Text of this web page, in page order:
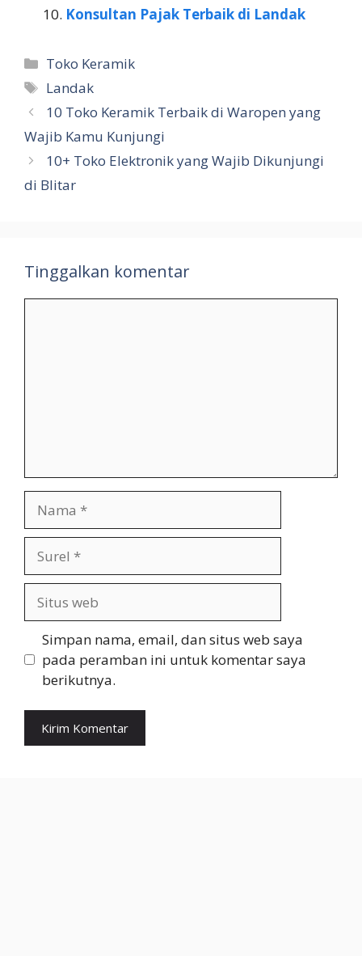
Konsultan Pajak Terbaik di Landak
Kategori
Toko Keramik
Tag
Landak
10 Toko Keramik Terbaik di Waropen yang
Wajib Kamu Kunjungi
10+ Toko Elektronik yang Wajib Dikunjungi
di Blitar
Tinggalkan komentar
web
Simpan nama, email, dan situs web saya
pada peramban ini untuk komentar saya
berikutnya.